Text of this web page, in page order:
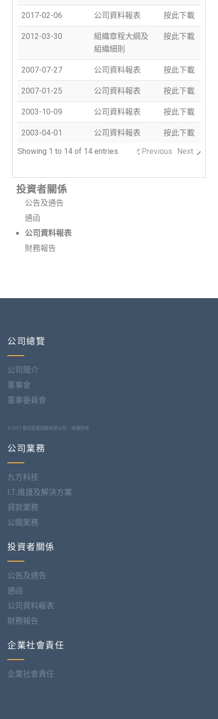
2017-02-06 公司資料報表 按此下載
2012-03-30
組織章程大綱及
組織細則
按此下載
2007-07-27 公司資料報表 按此下載
2007-01-25 公司資料報表 按此下載
2003-10-09 公司資料報表 按此下載
2003-04-01 公司資料報表
按此下載
Showing 1 to 14 of 14 entries
Previous Next
投資者關係
公告及通告
通函
公司資料報表
財務報告
公司總覽
公司簡介
董事會
董事委員會
© 2017 雲信投資控股有限公司。 版權所有
公司業務
九方科技
I.T.維護及解決方案
貸款業務
公關業務
投資者關係
公告及通告
通函
公司資料報表
財務報告
企業社會責任
企業社會責任